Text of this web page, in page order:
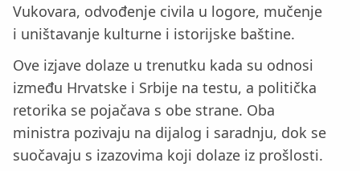
Vukovara, odvođenje civila u logore, mučenje
i uništavanje kulturne i istorijske baštine.
Ove izjave dolaze u trenutku kada su odnosi
između Hrvatske i Srbije na testu, a politička
retorika se pojačava s obe strane. Oba
ministra pozivaju na dijalog i saradnju, dok se
suočavaju s izazovima koji dolaze iz prošlosti.